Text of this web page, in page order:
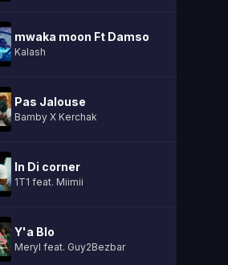
mwaka moon Ft Damso
Kalash
Pas Jalouse
Bamby X Kerchak
In Di corner
1T1 feat. Miimii
Y'a Blo
Meryl feat. Guy2Bezbar